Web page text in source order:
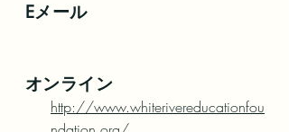
Eメール
オンライン
http://www.whiterivereducationfou